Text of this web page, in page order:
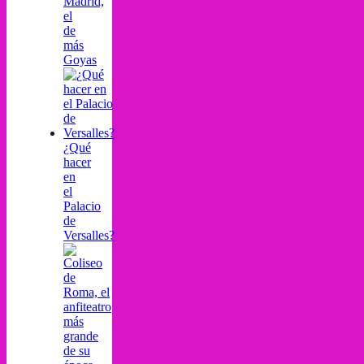
el
de
más
Goyas
¿Qué
hacer
en
el
Palacio
de
Versalles?